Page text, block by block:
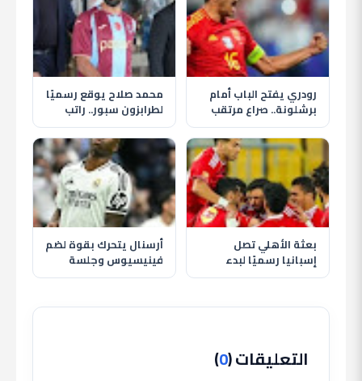
رودري يفتح الباب أمام
برشلونة.. صراع مرتقب
مع ريال مدريد على نجم
مانشستر سيتي
محمد صلاح يوقع رسميًا
لطرابزون سبور.. راتب
ضخم ومكافآت وعائدات
من المنتجات
بعثة الأهلي تصل
إسبانيا رسميًا لبدء
معسكر الإعداد استعدادًا
أرسنال يتحرك بقوة لضم
فينيسيوس وجلسة
حاسمة تحدد مستقبله
التعليقات (0
)